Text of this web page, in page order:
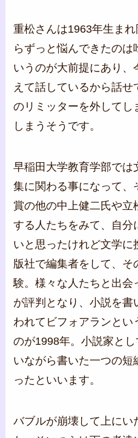
重松さんは1963年生ま
らずっと悩んできたのは
いうのが大前提にあり、
えて話しているから話
のリミッターを外してし
しまうそうです。
早稲田大学教育学部では
集に関わる事になって、
賞の他の中上健二氏や立
する人たちをみて、自分
いと思ったけれど文学に
版社で編集者をして、そ
験。様々な人たちと出会
が評判となり、小説を
われてビフォアランとい
のが1998年。小説家と
いながら書いた一つの短
ったといいます。
バブルが崩壊して上にい